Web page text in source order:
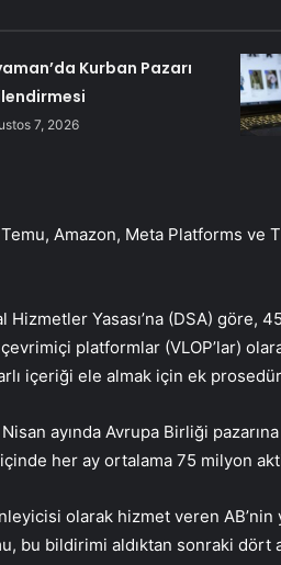
Kurban Pazarı
7, 2026
Temu, Amazon, Meta Platforms
Hizmetler Yasası’na (DSA) göre,
platformlar (VLOP’lar)
içeriği ele almak için ek
ayında Avrupa Birliği
her ay ortalama 75 milyon
olarak hizmet veren AB’nin
bu bildirimi aldıktan sonraki